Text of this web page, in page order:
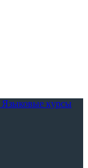
Языковые курсы